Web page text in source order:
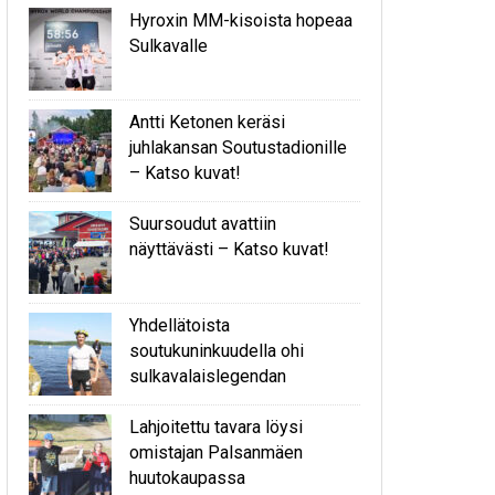
Hyroxin MM-kisoista hopeaa
Sulkavalle
Antti Ketonen keräsi
juhlakansan Soutustadionille
– Katso kuvat!
Suursoudut avattiin
näyttävästi – Katso kuvat!
Yhdellätoista
soutukuninkuudella ohi
sulkavalaislegendan
Lahjoitettu tavara löysi
omistajan Palsanmäen
huutokaupassa